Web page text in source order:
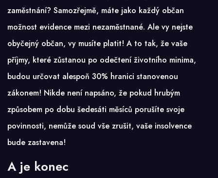
zaměstnání? Samozřejmě, máte jako každý občan
možnost evidence mezi nezaměstnané. Ale vy nejste
obyčejný občan, vy musíte platit! A to tak, že vaše
příjmy, které zůstanou po odečtení životního minima,
budou určovat alespoň 30% hranici stanovenou
zákonem! Nikde není napsáno, že pokud hrubým
způsobem po dobu šedesáti měsíců porušíte svoje
povinnosti, nemůže soud vše zrušit, vaše insolvence
bude zastavena!
A je konec